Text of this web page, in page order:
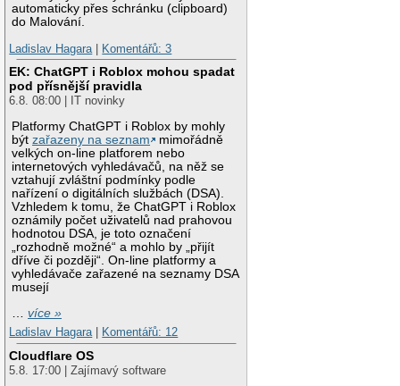
automaticky přes schránku (clipboard)
do Malování.
Ladislav Hagara
Komentářů: 3
EK: ChatGPT i Roblox mohou spadat
pod přísnější pravidla
6.8. 08:00 | IT novinky
Platformy ChatGPT i Roblox by mohly
býtzařazeny na seznam
mimořádně
velkých on-line platforem nebo
internetových vyhledávačů, na něž se
vztahují zvláštní podmínky podle
nařízení o digitálních službách (DSA).
Vzhledem k tomu, že ChatGPT i Roblox
oznámily počet uživatelů nad prahovou
hodnotou DSA, je toto označení
„rozhodně možné“ a mohlo by „přijít
dříve či později“. On-line platformy a
vyhledávače zařazené na seznamy DSA
musejí
…více »
Ladislav Hagara| Komentářů: 12
Cloudflare OS
5.8. 17:00 | Zajímavý software